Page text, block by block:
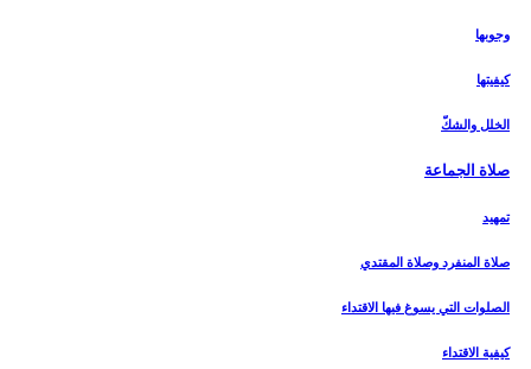
وجوبها
كيفيتها
الخلل والشكّ
صلاة الجماعة
تمهيد
صلاة المنفرد وصلاة المقتدي
الصلوات التي يسوغ فيها الاقتداء
كيفية الاقتداء